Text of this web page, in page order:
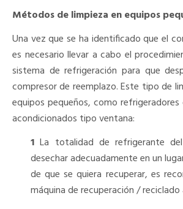
Métodos de limpieza en equipos
Una vez que se ha identificado que el
es necesario llevar a cabo el
sistema de refrigeración para que
compresor de reemplazo. Este tipo de
equipos pequeños, como
acondicionados tipo ventana:
1 La totalidad de refrigerante
desechar adecuadamente en un
de que se quiera recuperar, es
máquina de recuperación /